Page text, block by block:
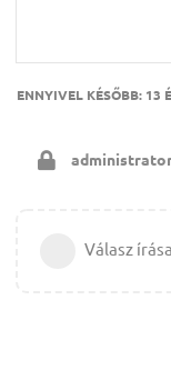
ENNYIVEL KÉSŐBB: 13
Válasz